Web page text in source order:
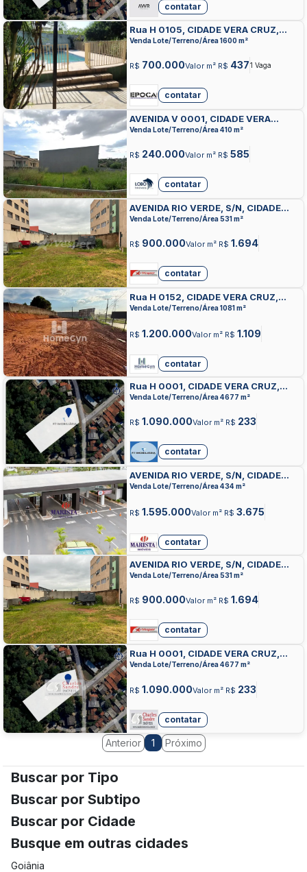
contatar
Rua H 0105, CIDADE VERA CRUZ,
APARECIDA DE GOIANIA
Venda Lote/Terreno/Área 1600 m²
R$ 700.000Valor m² R$ 4371 Vaga
contatar
AVENIDA V 0001, CIDADE VERA
CRUZ, APARECIDA DE GOIANIA
Venda Lote/Terreno/Área 410 m²
R$ 240.000Valor m² R$ 585
contatar
AVENIDA RIO VERDE, S/N, CIDADE
VERA CRUZ, APARECIDA DE GOIANIA
Venda Lote/Terreno/Área 531 m²
R$ 900.000Valor m² R$ 1.694
contatar
Rua H 0152, CIDADE VERA CRUZ,
APARECIDA DE GOIANIA
Venda Lote/Terreno/Área 1081 m²
R$ 1.200.000Valor m² R$ 1.109
contatar
Rua H 0001, CIDADE VERA CRUZ,
APARECIDA DE GOIANIA
Venda Lote/Terreno/Área 4677 m²
R$ 1.090.000Valor m² R$ 233
contatar
AVENIDA RIO VERDE, S/N, CIDADE
VERA CRUZ, APARECIDA DE GOIANIA
Venda Lote/Terreno/Área 434 m²
R$ 1.595.000Valor m² R$ 3.675
contatar
AVENIDA RIO VERDE, S/N, CIDADE
VERA CRUZ, APARECIDA DE GOIANIA
Venda Lote/Terreno/Área 531 m²
R$ 900.000Valor m² R$ 1.694
contatar
Rua H 0001, CIDADE VERA CRUZ,
APARECIDA DE GOIANIA
Venda Lote/Terreno/Área 4677 m²
R$ 1.090.000Valor m² R$ 233
contatar
Anterior 1 Próximo
Buscar por Tipo
Buscar por Subtipo
Buscar por Cidade
Busque em outras cidades
Goiânia